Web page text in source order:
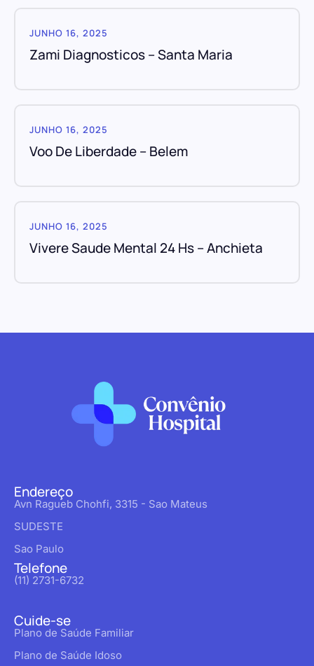
JUNHO 16, 2025
Zami Diagnosticos – Santa Maria
JUNHO 16, 2025
Voo De Liberdade – Belem
JUNHO 16, 2025
Vivere Saude Mental 24 Hs – Anchieta
Endereço
Avn Ragueb Chohfi, 3315 - Sao Mateus
SUDESTE
Sao Paulo
Telefone
(11) 2731-6732
Cuide-se
Plano de Saúde Familiar
Plano de Saúde Idoso